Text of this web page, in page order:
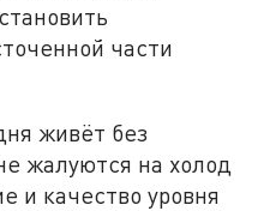
части
живёт без
жалуются на холод
и качество уровня